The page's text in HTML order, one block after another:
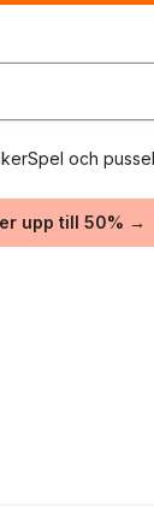
Spel och pussel
upp till 50% →